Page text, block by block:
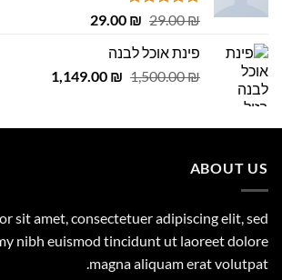
דורג4.75
29.00₪
המחיר
היה:
29.00 ₪.
29.00 ₪
המחיר
29.00 ₪.
פינת אוכל לבנה
1,500.00₪
המחיר
1,500.00 ₪.
1,149.00 ₪
המחיר
₪.
ABOUT US
sit amet, consectetuer adipiscing elit, sed
nibh euismod tincidunt ut laoreet dolore
magna aliquam erat volutpat.